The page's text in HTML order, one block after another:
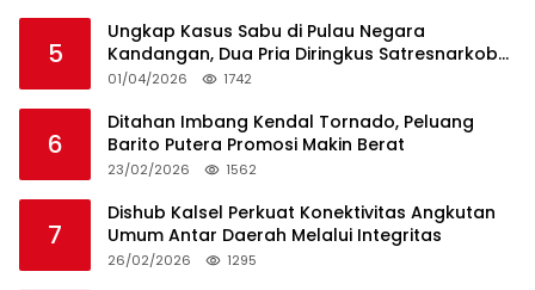
5
Ungkap Kasus Sabu di Pulau Negara
Kandangan, Dua Pria Diringkus Satresnarkoba
HSS
01/04/2026 1742
6
Ditahan Imbang Kendal Tornado, Peluang
Barito Putera Promosi Makin Berat
23/02/2026 1562
7
Dishub Kalsel Perkuat Konektivitas Angkutan
Umum Antar Daerah Melalui Integritas
26/02/2026 1295